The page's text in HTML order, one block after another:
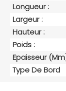
Longueur :
Largeur :
Hauteur :
Poids :
Epaisseur
Type De Bord